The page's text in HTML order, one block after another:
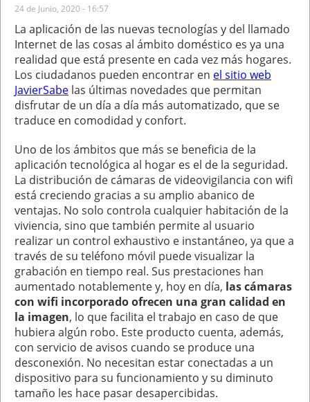
24 de Junio, 2020 - 16:57
La aplicación de las nuevas tecnologías y del llamado
Internet de las cosas al ámbito doméstico es ya una
realidad que está presente en cada vez más hogares.
Los ciudadanos pueden encontrar en el sitio web
JavierSabe las últimas novedades que permitan
disfrutar de un día a día más automatizado, que se
traduce en comodidad y confort.
Uno de los ámbitos que más se beneficia de la
aplicación tecnológica al hogar es el de la seguridad.
La distribución de cámaras de videovigilancia con wifi
está creciendo gracias a su amplio abanico de
ventajas. No solo controla cualquier habitación de la
viviencia, sino que también permite al usuario
realizar un control exhaustivo e instantáneo, ya que a
través de su teléfono móvil puede visualizar la
grabación en tiempo real. Sus prestaciones han
aumentado notablemente y, hoy en día, las cámaras
con wifi incorporado ofrecen una gran calidad en
la imagen, lo que facilita el trabajo en caso de que
hubiera algún robo. Este producto cuenta, además,
con servicio de avisos cuando se produce una
desconexión. No necesitan estar conectadas a un
dispositivo para su funcionamiento y su diminuto
tamaño les hace pasar desapercibidas.